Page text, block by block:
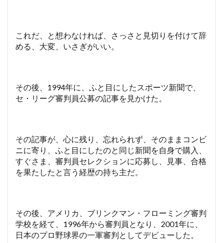
これだ、と想わなければ、さっさと見切りを付けて辞
める、大変、いさぎがいい。
その後、1994年に、ふと目にしたスポーツ新聞で、
セ・リーグ審判員公募の記事を見かけた。
その記事が、心に残り、忘れられず、そのままコンビ
ニに寄り、ふと目にしたのと同じ新聞を自身で購入、
すぐさま、審判員セレクションに応募し、見事、合格
を果たしたと言う経歴の持ち主だ。
その後、アメリカ、ブリンクマン・フローミング審判
学校を経て、1996年から審判員となり、2001年に、
日本のプロ野球界の一軍審判としてデビューした。